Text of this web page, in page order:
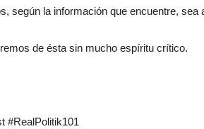
según la información que encuentre, sea
de ésta sin mucho espíritu crítico.
#RealPolitik101